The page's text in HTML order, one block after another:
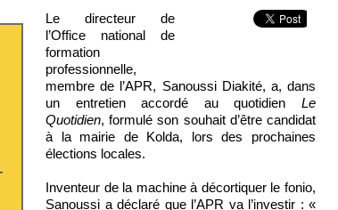
Le directeur de
l’Office national de
formation
professionnelle,
membre de l’APR, Sanoussi Diakité, a, dans
un entretien accordé au quotidien Le
Quotidien, formulé son souhait d’être candidat
à la mairie de Kolda, lors des prochaines
élections locales.
Inventeur de la machine à décortiquer le fonio,
Sanoussi a déclaré que l’APR va l’investir : «